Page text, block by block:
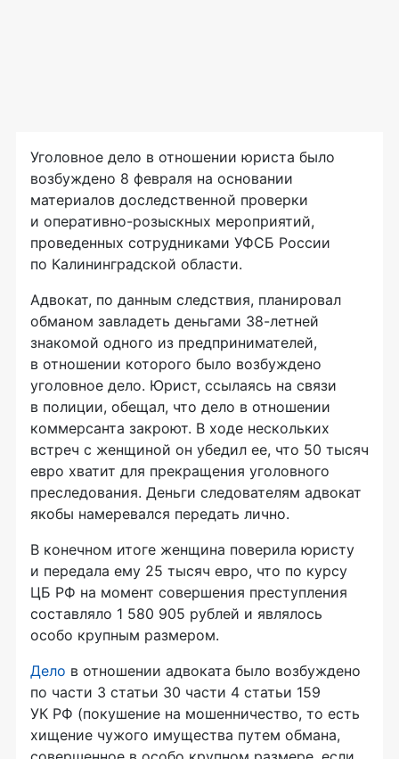
Уголовное дело в отношении юриста было
возбуждено 8 февраля на основании
материалов доследственной проверки
и оперативно-розыскных мероприятий,
проведенных сотрудниками УФСБ России
по Калининградской области.
Адвокат, по данным следствия, планировал
обманом завладеть деньгами 38-летней
знакомой одного из предпринимателей,
в отношении которого было возбуждено
уголовное дело. Юрист, ссылаясь на связи
в полиции, обещал, что дело в отношении
коммерсанта закроют. В ходе нескольких
встреч с женщиной он убедил ее, что 50 тысяч
евро хватит для прекращения уголовного
преследования. Деньги следователям адвокат
якобы намеревался передать лично.
В конечном итоге женщина поверила юристу
и передала ему 25 тысяч евро, что по курсу
ЦБ РФ на момент совершения преступления
составляло 1 580 905 рублей и являлось
особо крупным размером.
Дело в отношении адвоката было возбуждено
по части 3 статьи 30 части 4 статьи 159
УК РФ (покушение на мошенничество, то есть
хищение чужого имущества путем обмана,